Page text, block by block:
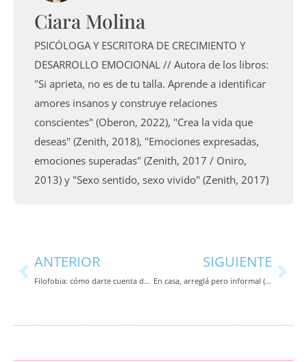
Ciara Molina
PSICÓLOGA Y ESCRITORA DE CRECIMIENTO Y
DESARROLLO EMOCIONAL // Autora de los libros:
"Si aprieta, no es de tu talla. Aprende a identificar
amores insanos y construye relaciones
conscientes" (Oberon, 2022), "Crea la vida que
deseas" (Zenith, 2018), "Emociones expresadas,
emociones superadas" (Zenith, 2017 / Oniro,
2013) y "Sexo sentido, sexo vivido" (Zenith, 2017)
ANTERIOR
Filofobia: cómo darte cuenta de si tienes miedo a enamorarte (Eldiario.es)
SIGUIENTE
En casa, arreglá pero informal (Eldiario.es / Agenda EFE)